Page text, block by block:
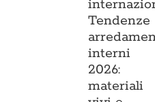
Tendenze
interni
2026:
materiali